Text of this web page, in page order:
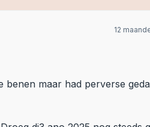
12
benen maar had perverse